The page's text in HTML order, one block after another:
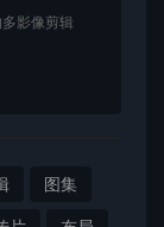
影像剪辑
图集